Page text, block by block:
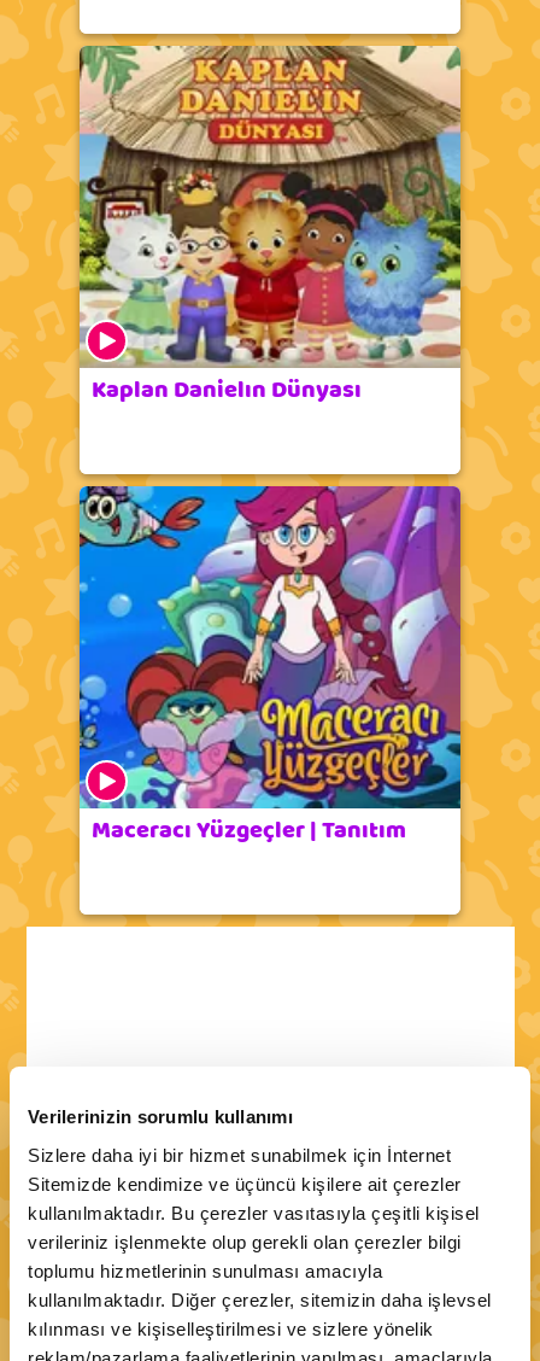
Verilerinizin sorumlu kullanımı
Sizlere daha iyi bir hizmet sunabilmek için İnternet
Sitemizde kendimize ve üçüncü kişilere ait çerezler
kullanılmaktadır. Bu çerezler vasıtasıyla çeşitli kişisel
verileriniz işlenmekte olup gerekli olan çerezler bilgi
toplumu hizmetlerinin sunulması amacıyla
kullanılmaktadır. Diğer çerezler, sitemizin daha işlevsel
kılınması ve kişiselleştirilmesi ve sizlere yönelik
Kaplan Danielın Dünyası
Maceracı Yüzgeçler | Tanıtım